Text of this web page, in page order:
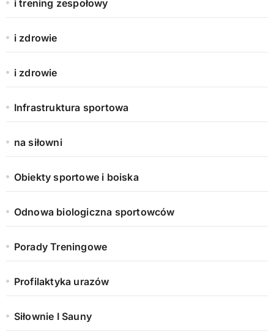
i trening zespołowy
i zdrowie
i zdrowie
Infrastruktura sportowa
na siłowni
Obiekty sportowe i boiska
Odnowa biologiczna sportowców
Porady Treningowe
Profilaktyka urazów
Siłownie I Sauny